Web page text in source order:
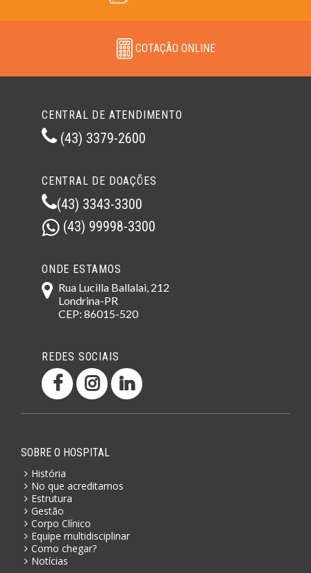
COTAÇÃO ONLINE
CENTRAL DE ATENDIMENTO
(43) 3379-2600
CENTRAL DE DOAÇÕES
(43) 3343-3300
(43) 99998-3300
ONDE ESTAMOS
Rua Lucilla Ballalai, 212
Londrina-PR
CEP: 86015-520
REDES SOCIAIS
SOBRE O HOSPITAL
História
No que acreditamos
Estrutura
Gestão
Corpo Clínico
Equipe multidisciplinar
Como chegar?
Notícias